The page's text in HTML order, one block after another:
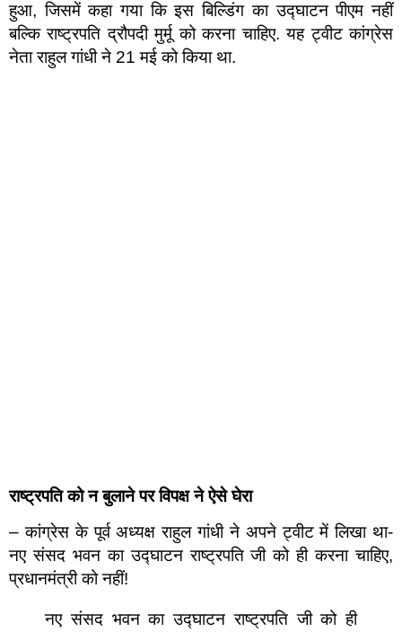
हुआ, जिसमें कहा गया कि इस बिल्डिंग का उद्घाटन पीएम नहीं
बल्कि राष्ट्रपति द्रौपदी मुर्मू को करना चाहिए. यह ट्वीट कांग्रेस
नेता राहुल गांधी ने 21 मई को किया था.
राष्ट्रपति को न बुलाने पर विपक्ष ने ऐसे घेरा
– कांग्रेस के पूर्व अध्यक्ष राहुल गांधी ने अपने ट्वीट में लिखा था-
नए संसद भवन का उद्घाटन राष्ट्रपति जी को ही करना चाहिए,
प्रधानमंत्री को नहीं!
नए संसद भवन का उद्घाटन राष्ट्रपति जी को ही